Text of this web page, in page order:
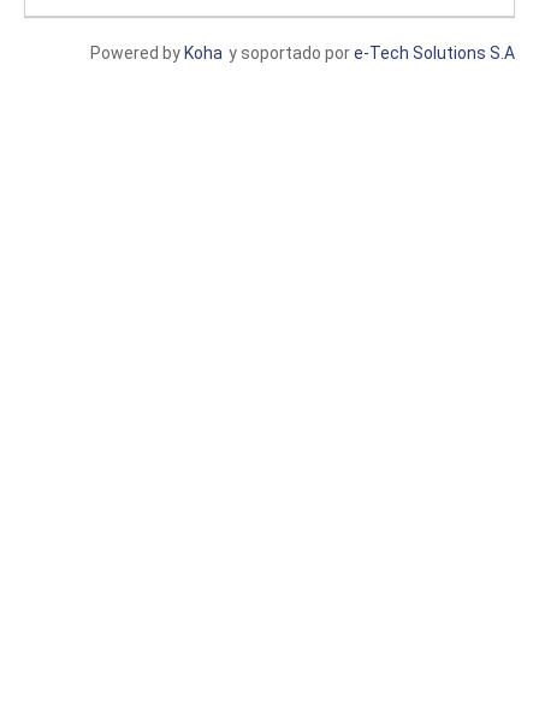
y soportado pore-Tech Solutions S.A
Powered by Koha